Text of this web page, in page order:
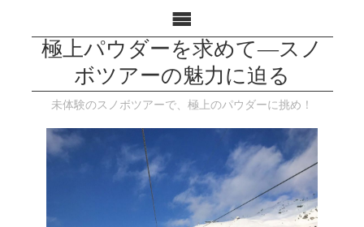
極上パウダーを求めて―スノ
ボツアーの魅力に迫る
未体験のスノボツアーで、極上のパウダーに挑め！